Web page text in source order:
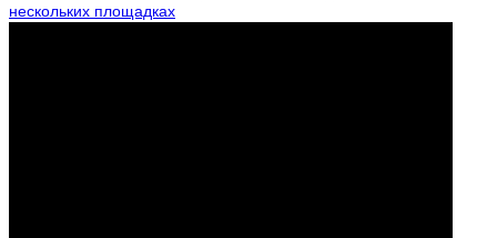
нескольких площадках